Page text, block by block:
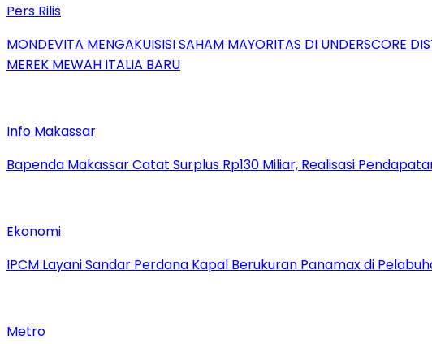
Pers Rilis
MONDEVITA MENGAKUISISI SAHAM MAYORITAS DI UNDERSCORE
MEREK MEWAH ITALIA BARU
Info Makassar
Bapenda Makassar Catat Surplus Rp130 Miliar, Realisasi
Ekonomi
IPCM Layani Sandar Perdana Kapal Berukuran Panamax di
Metro